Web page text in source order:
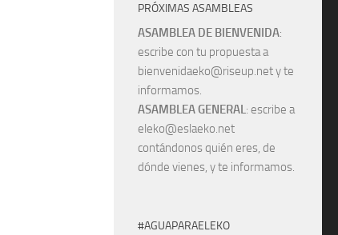
PRÓXIMAS ASAMBLEAS
ASAMBLEA DE BIENVENIDA:
escribe con tu propuesta a
bienvenidaeko@riseup.net y te
informamos.
ASAMBLEA GENERAL: escribe a
eleko@eslaeko.net
contándonos quién eres, de
dónde vienes, y te informamos.
#AGUAPARAELEKO